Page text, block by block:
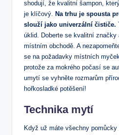
shodují, že kvalitní šampon,
je klíčový.
Na trhu je spousta
slouží jako univerzální čističe.
úklid. Doberte se kvalitní značky
místním obchodě. A
se na požadavky místních
protože za mokrého počasí se
umytí se vyhněte rozmarům
hořkosladké potěšení!
Technika mytí
Když už máte všechny